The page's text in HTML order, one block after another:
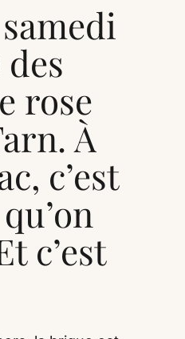
rose
À
c’est
c’est